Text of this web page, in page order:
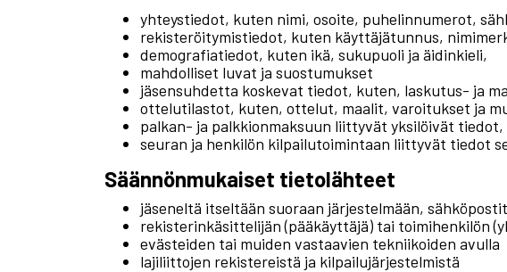
yhteystiedot, kuten nimi, osoite, puhelinnumerot,
rekisteröitymistiedot, kuten käyttäjätunnus,
demografiatiedot, kuten ikä, sukupuoli ja äidinkieli,
mahdolliset luvat ja suostumukset
jäsensuhdetta koskevat tiedot, kuten, laskutus- ja
ottelutilastot, kuten, ottelut, maalit, varoitukset ja
palkan- ja palkkionmaksuun liittyvät yksilöivät
seuran ja henkilön kilpailutoimintaan liittyvät tiedot
Säännönmukaiset tietolähteet
jäseneltä itseltään suoraan järjestelmään,
rekisterinkäsittelijän (pääkäyttäjä) tai toimihenkilön
evästeiden tai muiden vastaavien tekniikoiden avulla
lajiliittojen rekistereistä ja kilpailujärjestelmistä